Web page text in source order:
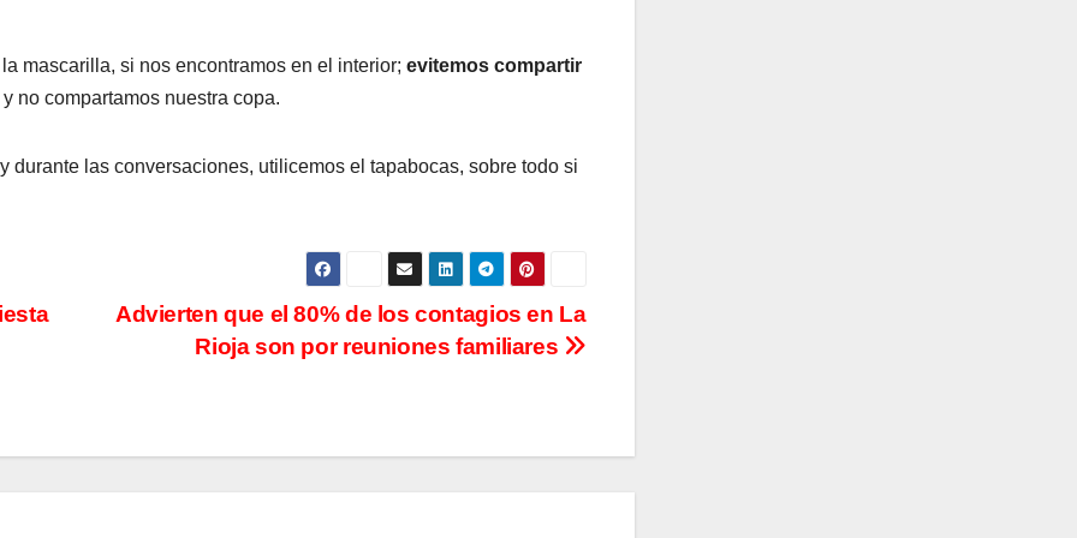
mascarilla, si nos encontramos en el interior; evitemos compartir
no compartamos nuestra copa.
durante las conversaciones, utilicemos el tapabocas, sobre todo si
Advierten que el 80% de los contagios en La
Rioja son por reuniones familiares